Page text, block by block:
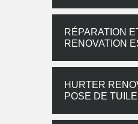
RÉPARATION
RENOVATION
HURTER
POSE DE